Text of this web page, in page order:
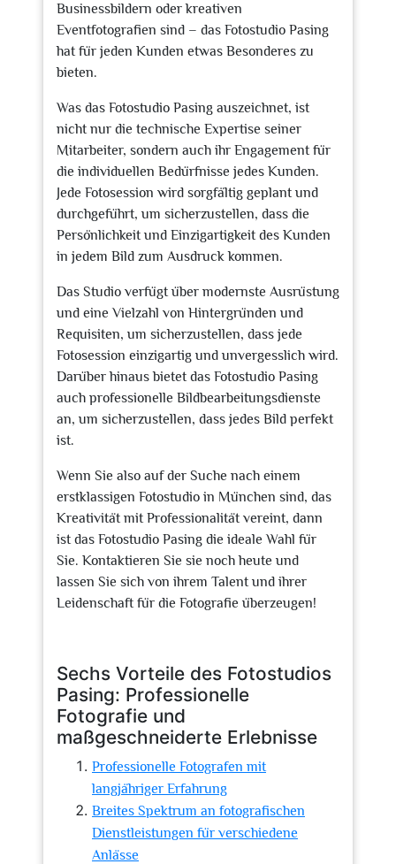
Businessbildern oder kreativen
Eventfotografien sind – das Fotostudio Pasing
hat für jeden Kunden etwas Besonderes zu
bieten.
Was das Fotostudio Pasing auszeichnet, ist
nicht nur die technische Expertise seiner
Mitarbeiter, sondern auch ihr Engagement für
die individuellen Bedürfnisse jedes Kunden.
Jede Fotosession wird sorgfältig geplant und
durchgeführt, um sicherzustellen, dass die
Persönlichkeit und Einzigartigkeit des Kunden
in jedem Bild zum Ausdruck kommen.
Das Studio verfügt über modernste Ausrüstung
und eine Vielzahl von Hintergründen und
Requisiten, um sicherzustellen, dass jede
Fotosession einzigartig und unvergesslich wird.
Darüber hinaus bietet das Fotostudio Pasing
auch professionelle Bildbearbeitungsdienste
an, um sicherzustellen, dass jedes Bild perfekt
ist.
Wenn Sie also auf der Suche nach einem
erstklassigen Fotostudio in München sind, das
Kreativität mit Professionalität vereint, dann
ist das Fotostudio Pasing die ideale Wahl für
Sie. Kontaktieren Sie sie noch heute und
lassen Sie sich von ihrem Talent und ihrer
Leidenschaft für die Fotografie überzeugen!
Sechs Vorteile des Fotostudios
Pasing: Professionelle
Fotografie und
maßgeschneiderte Erlebnisse
Professionelle Fotografen mit
langjähriger Erfahrung
Breites Spektrum an fotografischen
Dienstleistungen für verschiedene
Anlässe